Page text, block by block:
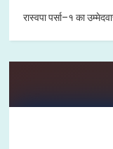
रास्वपा पर्सा–१ का